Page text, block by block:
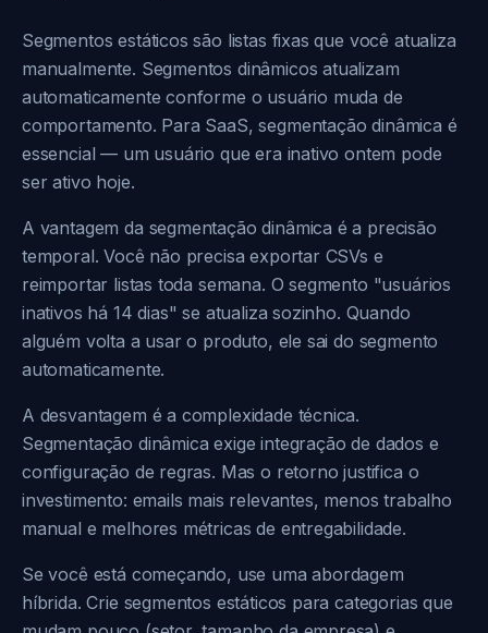
Segmentos estáticos são listas fixas que você atualiza
manualmente. Segmentos dinâmicos atualizam
automaticamente conforme o usuário muda de
comportamento. Para SaaS, segmentação dinâmica é
essencial — um usuário que era inativo ontem pode
ser ativo hoje.
A vantagem da segmentação dinâmica é a precisão
temporal. Você não precisa exportar CSVs e
reimportar listas toda semana. O segmento "usuários
inativos há 14 dias" se atualiza sozinho. Quando
alguém volta a usar o produto, ele sai do segmento
automaticamente.
A desvantagem é a complexidade técnica.
Segmentação dinâmica exige integração de dados e
configuração de regras. Mas o retorno justifica o
investimento: emails mais relevantes, menos trabalho
manual e melhores métricas de entregabilidade.
Se você está começando, use uma abordagem
híbrida. Crie segmentos estáticos para categorias que